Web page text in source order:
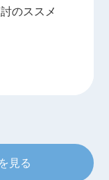
のススメ
見る